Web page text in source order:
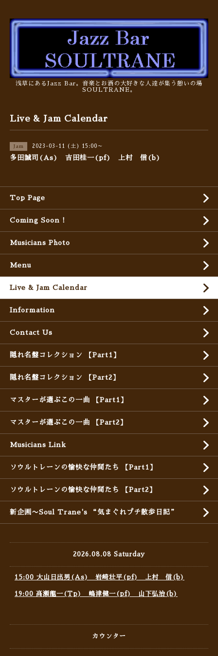
浅草にあるJazz Bar。音楽とお酒の大好きな人達が集う憩いの場
SOULTRANE。
Live & Jam Calendar
Jam 2023-03-11 (土) 15:00～
多田誠司(As) 吉田桂一(pf) 上村 信(b)
Top Page
Coming Soon !
Musicians Photo
Menu
Live & Jam Calendar
Information
Contact Us
隠れ名盤コレクション 【Part1】
隠れ名盤コレクション 【Part2】
マスターが選ぶこの一曲 【Part1】
マスターが選ぶこの一曲 【Part2】
Musicians Link
ソウルトレーンの愉快な仲間たち 【Part1】
ソウルトレーンの愉快な仲間たち 【Part2】
新企画〜Soul Trane's “気まぐれプチ散歩日記”
2026.08.08 Saturday
15:00 大山日出男(As) 岩崎壮平(pf) 上村 信(b)
19:00 高瀬龍一(Tp) 嶋津健一(pf) 山下弘治(b)
カウンター